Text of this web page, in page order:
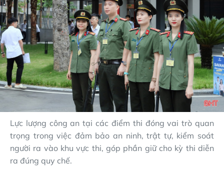
Lực lượng công an tại các điểm thi đóng vai trò quan
trọng trong việc đảm bảo an ninh, trật tự, kiểm soát
người ra vào khu vực thi, góp phần giữ cho kỳ thi diễn
ra đúng quy chế.